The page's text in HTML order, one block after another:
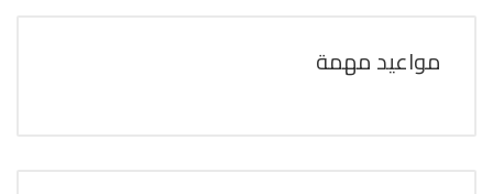
مواعيد مهمة